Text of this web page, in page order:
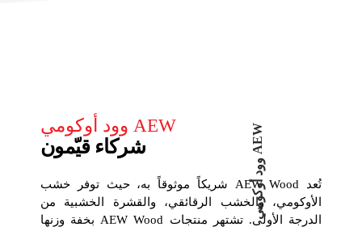
AEW وود أوكومي
شركاء قيّمون
A
E
W
و
و
د
أ
و
ك
و
م
ي
تُعد AEW Wood شريكاً موثوقاً به، حيث توفر خشب
الأوكومي، والخشب الرقائقي، والقشرة الخشبية من
الدرجة الأولى. تشتهر منتجات AEW Wood بخفة وزنها